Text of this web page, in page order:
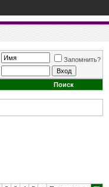
Запомнить?
Поиск